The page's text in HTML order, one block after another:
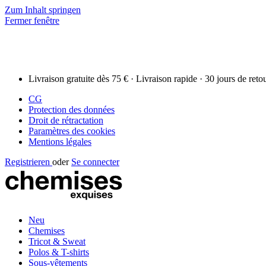
Zum Inhalt springen
Fermer fenêtre
Livraison gratuite dès 75 € · Livraison rapide · 30 jours de
CG
Protection des données
Droit de rétractation
Paramètres des cookies
Mentions légales
Registrieren oder Se connecter
Neu
Chemises
Tricot & Sweat
Polos & T-shirts
Sous-vêtements